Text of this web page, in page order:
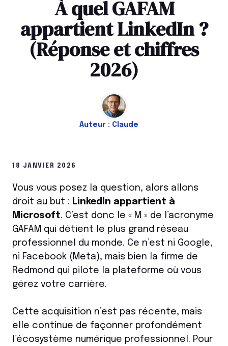
À quel GAFAM
appartient LinkedIn ?
(Réponse et chiffres
2026)
Auteur : Claude
18 JANVIER 2026
Vous vous posez la question, alors allons
droit au but : LinkedIn appartient à
Microsoft. C’est donc le « M » de l’acronyme
GAFAM qui détient le plus grand réseau
professionnel du monde. Ce n’est ni Google,
ni Facebook (Meta), mais bien la firme de
Redmond qui pilote la plateforme où vous
gérez votre carrière.
Cette acquisition n’est pas récente, mais
elle continue de façonner profondément
l’écosystème numérique professionnel. Pour